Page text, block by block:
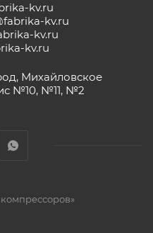
kv.ru
kv.ru
kv.ru
kv.ru
Михайловское
№10, №11, №2